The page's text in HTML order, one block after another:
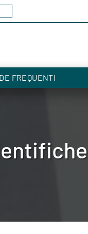
Cerca nel sito!
FREQUENTI